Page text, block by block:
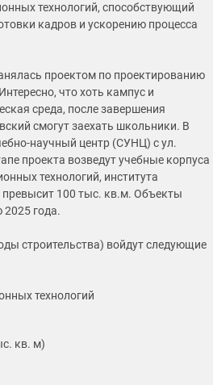
технологий, способствующий
кадров и ускорению процесса
проектом по проектированию
что хоть кампус и
среда, после завершения
смогут заехать школьники. В
научный центр (СУНЦ) с ул.
проекта возведут учебные корпуса
технологий, института
100 тыс. кв.м. Объекты
года.
строительства) войдут следующие
технологий
кв. м)